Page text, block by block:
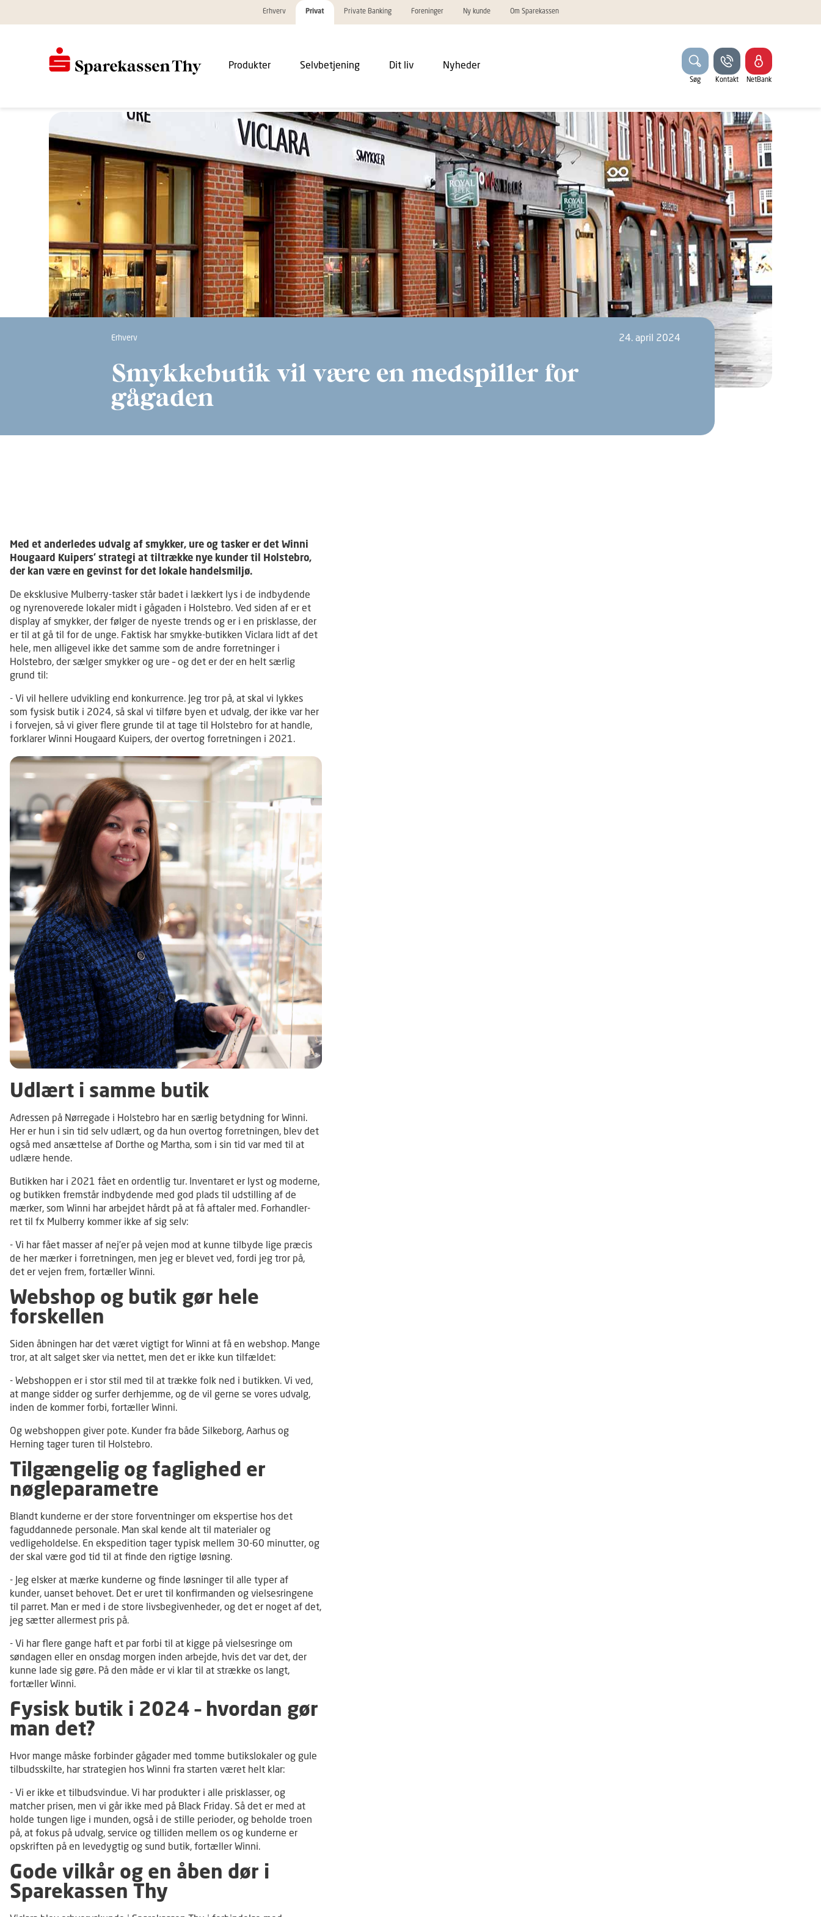
Erhverv Privat Private Banking Foreninger Ny kunde Om Sparekassen
Produkter Selvbetjening Dit liv Nyheder
Søg Kontakt NetBank
Erhverv
Smykkebutik vil være en medspiller for
gågaden
24. april 2024
Med et anderledes udvalg af smykker, ure og tasker er det Winni
Hougaard Kuipers’ strategi at tiltrække nye kunder til Holstebro,
der kan være en gevinst for det lokale handelsmiljø.
De eksklusive Mulberry-tasker står badet i lækkert lys i de indbydende
og nyrenoverede lokaler midt i gågaden i Holstebro. Ved siden af er et
display af smykker, der følger de nyeste trends og er i en prisklasse, der
er til at gå til for de unge. Faktisk har smykke-butikken Viclara lidt af det
hele, men alligevel ikke det samme som de andre forretninger i
Holstebro, der sælger smykker og ure – og det er der en helt særlig
grund til:
- Vi vil hellere udvikling end konkurrence. Jeg tror på, at skal vi lykkes
som fysisk butik i 2024, så skal vi tilføre byen et udvalg, der ikke var her
i forvejen, så vi giver flere grunde til at tage til Holstebro for at handle,
forklarer Winni Hougaard Kuipers, der overtog forretningen i 2021.
Udlært i samme butik
Adressen på Nørregade i Holstebro har en særlig betydning for Winni.
Her er hun i sin tid selv udlært, og da hun overtog forretningen, blev det
også med ansættelse af Dorthe og Martha, som i sin tid var med til at
udlære hende.
Butikken har i 2021 fået en ordentlig tur. Inventaret er lyst og moderne,
og butikken fremstår indbydende med god plads til udstilling af de
mærker, som Winni har arbejdet hårdt på at få aftaler med. Forhandler-
ret til fx Mulberry kommer ikke af sig selv:
- Vi har fået masser af nej’er på vejen mod at kunne tilbyde lige præcis
de her mærker i forretningen, men jeg er blevet ved, fordi jeg tror på,
det er vejen frem, fortæller Winni.
Webshop og butik gør hele
forskellen
Siden åbningen har det været vigtigt for Winni at få en webshop. Mange
tror, at alt salget sker via nettet, men det er ikke kun tilfældet:
- Webshoppen er i stor stil med til at trække folk ned i butikken. Vi ved,
at mange sidder og surfer derhjemme, og de vil gerne se vores udvalg,
inden de kommer forbi, fortæller Winni.
Og webshoppen giver pote. Kunder fra både Silkeborg, Aarhus og
Herning tager turen til Holstebro.
Tilgængelig og faglighed er
nøgleparametre
Blandt kunderne er der store forventninger om ekspertise hos det
faguddannede personale. Man skal kende alt til materialer og
vedligeholdelse. En ekspedition tager typisk mellem 30-60 minutter, og
der skal være god tid til at finde den rigtige løsning.
- Jeg elsker at mærke kunderne og finde løsninger til alle typer af
kunder, uanset behovet. Det er uret til konfirmanden og vielsesringene
til parret. Man er med i de store livsbegivenheder, og det er noget af det,
jeg sætter allermest pris på.
- Vi har flere gange haft et par forbi til at kigge på vielsesringe om
søndagen eller en onsdag morgen inden arbejde, hvis det var det, der
kunne lade sig gøre. På den måde er vi klar til at strække os langt,
fortæller Winni.
Fysisk butik i 2024 – hvordan gør
man det?
Hvor mange måske forbinder gågader med tomme butikslokaler og gule
tilbudsskilte, har strategien hos Winni fra starten været helt klar:
- Vi er ikke et tilbudsvindue. Vi har produkter i alle prisklasser, og
matcher prisen, men vi går ikke med på Black Friday. Så det er med at
holde tungen lige i munden, også i de stille perioder, og beholde troen
på, at fokus på udvalg, service og tilliden mellem os og kunderne er
opskriften på en levedygtig og sund butik, fortæller Winni.
Gode vilkår og en åben dør i
Sparekassen Thy